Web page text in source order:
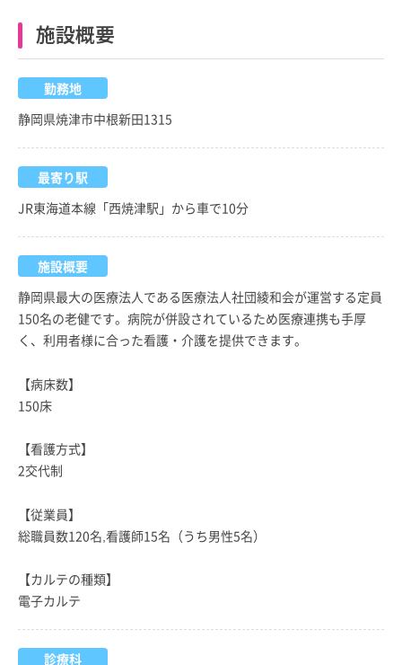
施設概要
勤務地
静岡県焼津市中根新田1315
最寄り駅
JR東海道本線「西焼津駅」から車で10分
施設概要
静岡県最大の医療法人である医療法人社団綾和会が運営する定員
150名の老健です。病院が併設されているため医療連携も手厚
く、利用者様に合った看護・介護を提供できます。
【病床数】
150床
【看護方式】
2交代制
【従業員】
総職員数120名,看護師15名（うち男性5名）
【カルテの種類】
電子カルテ
診療科